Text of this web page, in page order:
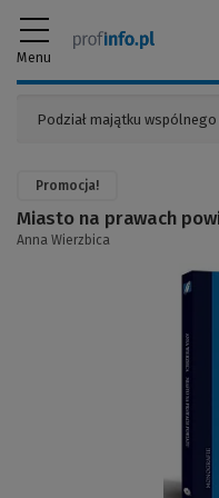
Menu
Promocja!
Miasto na prawach
Anna Wierzbica